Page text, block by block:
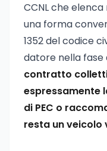
CCNL che
una forma
1352 del codice
datore nella fase
contratto
espressamente
di PEC o
resta un veicolo